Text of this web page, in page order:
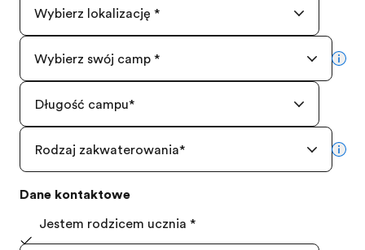
Wybierz lokalizację *
Wybierz swój camp *
Długość campu*
Rodzaj zakwaterowania*
Dane kontaktowe
Jestem rodzicem ucznia *